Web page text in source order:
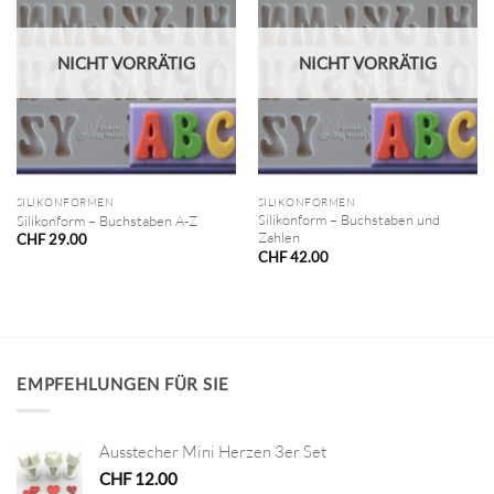
NICHT VORRÄTIG
SILIKONFORMEN
Silikonform – Buchstaben A-Z
CHF29.00
NICHT VORRÄTIG
SILIKONFORMEN
Silikonform – Buchstaben und
Zahlen
CHF42.00
EMPFEHLUNGEN FÜR SIE
Ausstecher Mini Herzen 3er Set
CHF12.00